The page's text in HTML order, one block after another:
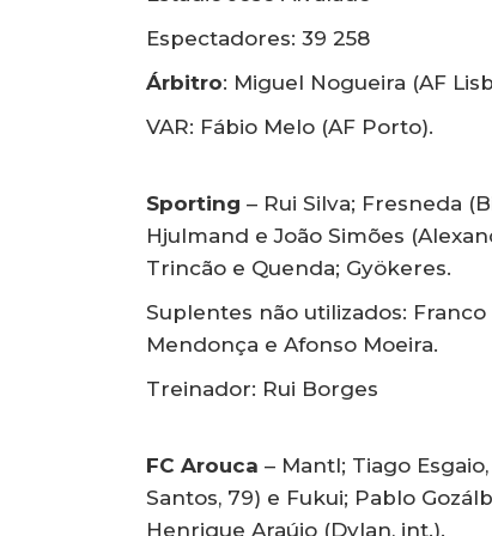
Espectadores: 39 258
Árbitro: Miguel Nogueira (AF
VAR: Fábio Melo (AF Porto).
Sporting – Rui Silva; Fresneda
Hjulmand e João Simões
Trincão e Quenda; Gyökeres.
Suplentes não utilizados:
Mendonça e Afonso Moeira.
Treinador: Rui Borges
FC Arouca – Mantl; Tiago
Santos, 79) e Fukui; Pablo
Henrique Araújo (Dylan, int.).